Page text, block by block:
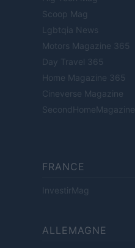
Scoop Mag
Lgbtqia News
Motors Magazine 365
Day Travel 365
Home Magazine 365
Cineverse Magazine
SecondHomeMagazine
FRANCE
InvestirMag
ALLEMAGNE